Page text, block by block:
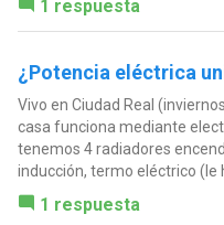
1 respuesta
¿Potencia eléctrica
Vivo en Ciudad Real
casa funciona mediante
tenemos 4 radiadores
inducción, termo eléctrico (le
1 respuesta